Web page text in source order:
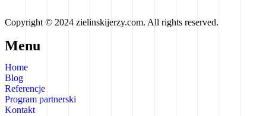
Copyright © 2024 zielinskijerzy.com. All rights reserved.
Menu
Home
Blog
Referencje
Program partnerski
Kontakt